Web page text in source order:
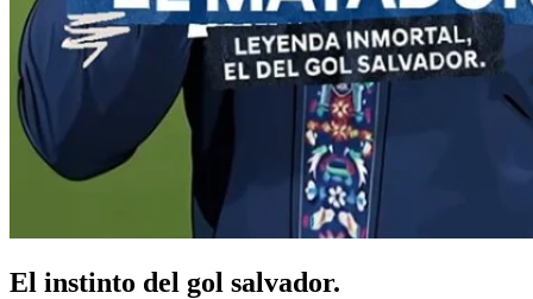
El instinto del gol salvador.